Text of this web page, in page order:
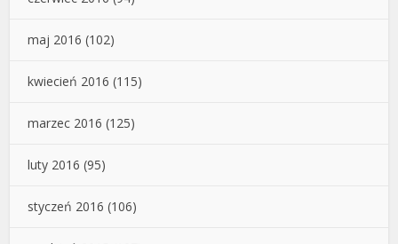
maj 2016 (102)
kwiecień 2016 (115)
marzec 2016 (125)
luty 2016 (95)
styczeń 2016 (106)